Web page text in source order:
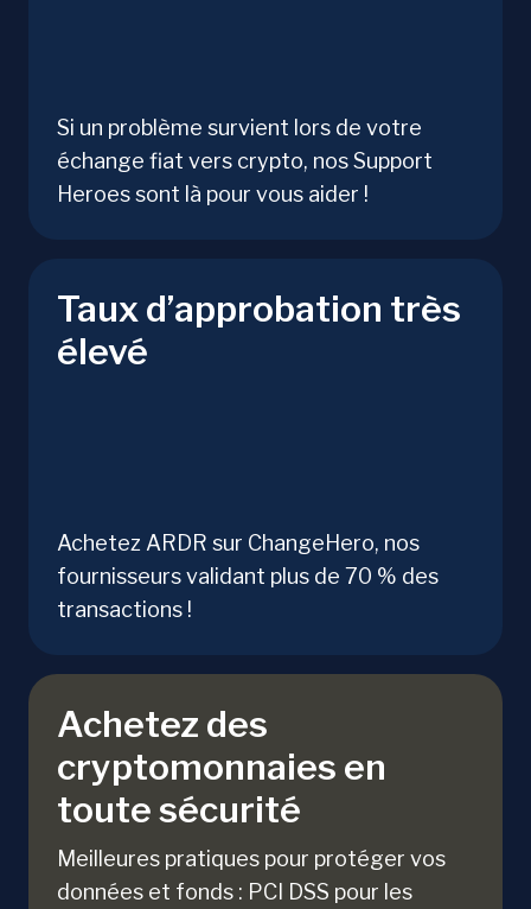
Si un problème survient lors de votre
échange fiat vers crypto, nos Support
Heroes sont là pour vous aider !
Taux d’approbation très
élevé
Achetez ARDR sur ChangeHero, nos
fournisseurs validant plus de 70 % des
transactions !
Achetez des
cryptomonnaies en
toute sécurité
Meilleures pratiques pour protéger vos
données et fonds : PCI DSS pour les